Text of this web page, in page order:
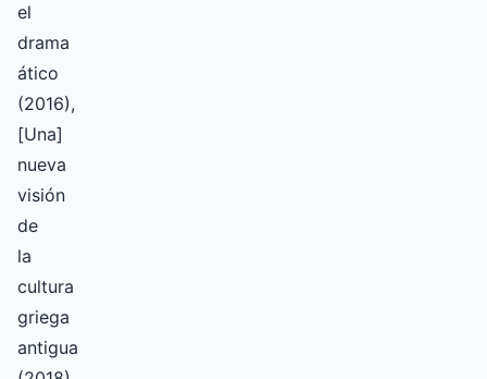
el
drama
ático
(2016),
[Una]
nueva
visión
de
la
cultura
griega
antigua